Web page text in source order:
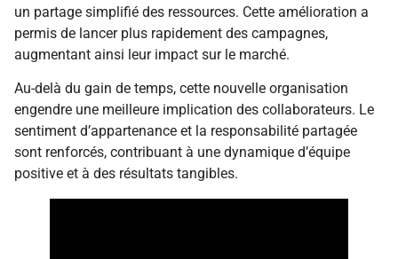
un partage simplifié des ressources. Cette amélioration a
permis de lancer plus rapidement des campagnes,
augmentant ainsi leur impact sur le marché.
Au-delà du gain de temps, cette nouvelle organisation
engendre une meilleure implication des collaborateurs. Le
sentiment d’appartenance et la responsabilité partagée
sont renforcés, contribuant à une dynamique d’équipe
positive et à des résultats tangibles.